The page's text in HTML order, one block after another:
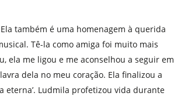
também é uma homenagem à querida
Tê-la como amiga foi muito mais
ela me ligou e me aconselhou a seguir em
dela no meu coração. Ela finalizou a
eterna’. Ludmila profetizou vida durante